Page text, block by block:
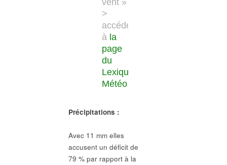
vent »
>
accédez
à la
page
du
Lexique
Météo
Précipitations :
Avec 11 mm elles
accusent un déficit de
79 % par rapport à la